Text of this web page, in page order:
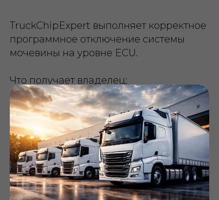
TruckChipExpert выполняет корректное
программное отключение системы
мочевины на уровне ECU.
Что получает владелец:
SCR полностью исключается из логики
управления;
Ошибки и лимиты по мощности
исчезают;